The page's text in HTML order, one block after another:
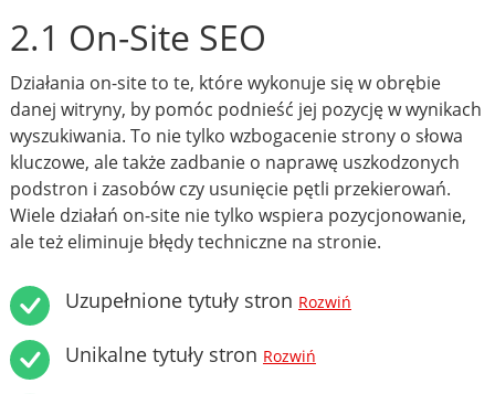
2.1 On-Site SEO
Działania on-site to te, które wykonuje się w obrębie
danej witryny, by pomóc podnieść jej pozycję w wynikach
wyszukiwania. To nie tylko wzbogacenie strony o słowa
kluczowe, ale także zadbanie o naprawę uszkodzonych
podstron i zasobów czy usunięcie pętli przekierowań.
Wiele działań on-site nie tylko wspiera pozycjonowanie,
ale też eliminuje błędy techniczne na stronie.
Uzupełnione tytuły stron Rozwiń
Unikalne tytuły stron Rozwiń